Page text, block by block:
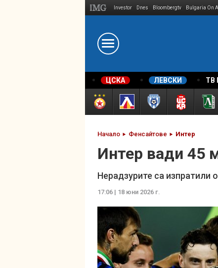
Investor Dnes Bloombergtv Bulgaria On
ЦСКА ЛЕВСКИ ТВ
Начало Фенсайтове Интер
Интер вади 45
Нерадзурите са изпратили
17:06 | 18 юни 2026 г.